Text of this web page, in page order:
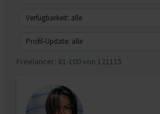
Verfügbarkeit: alle
Profil-Update: alle
Freelancer: 81-100 von 121115